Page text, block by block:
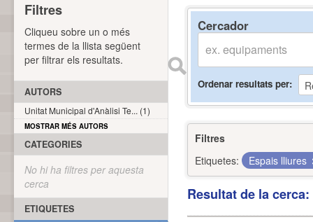
Cercador
Ordenar resultats per
Filtres
Etiquetes:
Espais lliures
Resultat de la
Filtres
Cliqueu sobre un o més
termes de la llista següent
per filtrar els resultats.
AUTORS
Unitat Municipal d'Anàlisi Te... (1)
MOSTRAR MÉS AUTORS
CATEGORIES
No hi ha filtres per aquesta
cerca
ETIQUETES